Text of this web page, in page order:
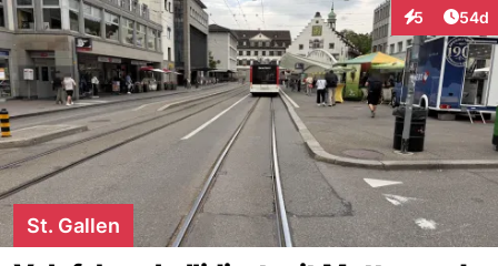
5
Interaktionen
54d
St. Gallen